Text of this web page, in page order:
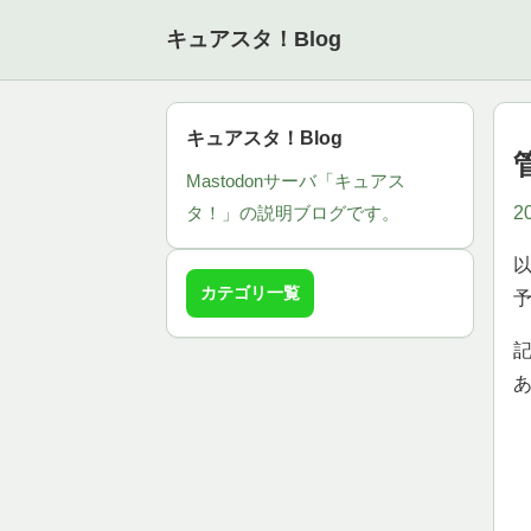
キュアスタ！Blog
キュアスタ！Blog
Mastodonサーバ「キュアス
タ！」の説明ブログです。
カテゴリ一覧